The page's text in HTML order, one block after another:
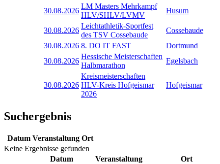
30.08.2026
LM Masters Mehrkampf
HLV/SHLV/LVMV
Husum
30.08.2026
Leichtathletik-Sportfest
des TSV Cossebaude
Cossebaude
30.08.2026 8. DO IT FAST
Dortmund
30.08.2026
Hessische Meisterschaften
Halbmarathon
Egelsbach
30.08.2026
Kreismeisterschaften
HLV-Kreis Hofgeismar
2026
Hofgeismar
Suchergebnis
Datum Veranstaltung Ort
Keine Ergebnisse gefunden
Datum
Veranstaltung Ort